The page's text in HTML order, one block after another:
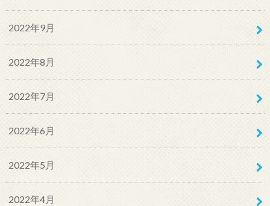
2022年9月
2022年8月
2022年7月
2022年6月
2022年5月
2022年4月